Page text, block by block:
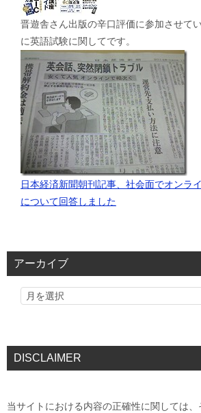
晋遊舎さん出版の辛口評価に参加させて
に英語試験に関してです。
日本経済新聞朝刊記事、社会面でオンラ
について回答しました
アーカイブ
DISCLAIMER
当サイトにおける内容の正確性に関しては